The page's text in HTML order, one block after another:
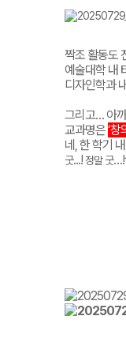
짝조 활동도
예술대학 내
디자인학과
그리고… 아
교과명은‘창
네, 한 학기
굿...!정말 굿…!